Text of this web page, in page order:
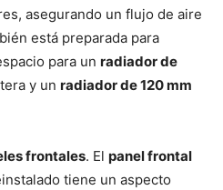
asegurando un flujo de aire
está preparada para
para un radiador de
y un radiador de 120 mm
frontales. El panel frontal
tiene un aspecto